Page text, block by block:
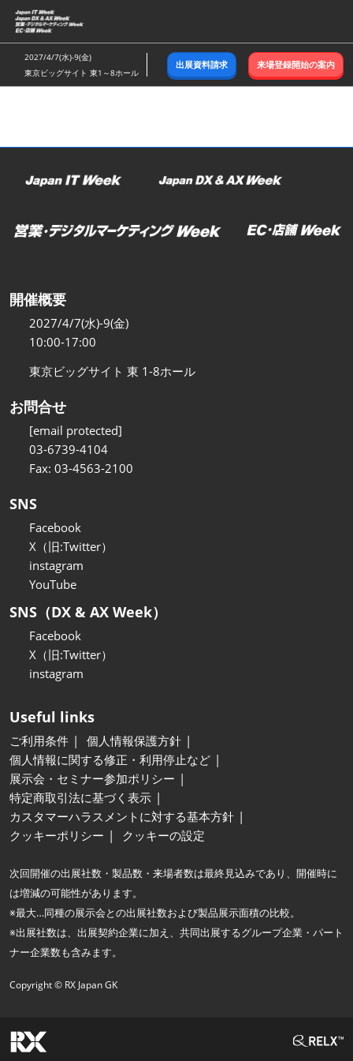
ス
キ
ッ
し
む
2027/4/7(水)-9(金)
東京ビッグサイト 東1～8ホール
出展資料請求 来場登録開始の案内
開催概要
2027/4/7(水)-9(金)
10:00-17:00
東京ビッグサイト 東 1-8ホール
お問合せ
[email protected]
03-6739-4104
Fax: 03-4563-2100
SNS
Facebook
X（旧:Twitter）
instagram
YouTube
SNS（DX & AX Week）
Facebook
X（旧:Twitter）
instagram
Useful links
ご利用条件
個人情報保護方針
個人情報に関する修正・利用停止など
展示会・セミナー参加ポリシー
特定商取引法に基づく表示
カスタマーハラスメントに対する基本方針
クッキーポリシー
クッキーの設定
次回開催の出展社数・製品数・来場者数は最終見込みであり、開催時に
は増減の可能性があります。
※最大…同種の展示会との出展社数および製品展示面積の比較。
※出展社数は、出展契約企業に加え、共同出展するグループ企業・パート
ナー企業数も含みます。
Copyright © RX Japan GK